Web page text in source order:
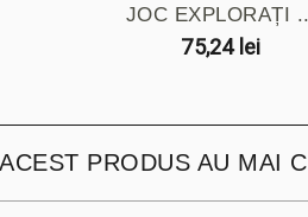
JOC EXPLORAȚI
75,24 lei
PRODUS AU MAI